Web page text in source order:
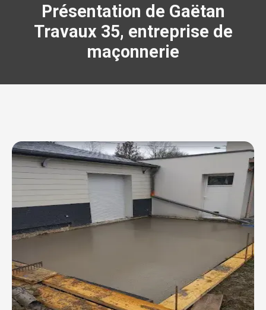
Présentation de Gaëtan
Travaux 35, entreprise de
maçonnerie